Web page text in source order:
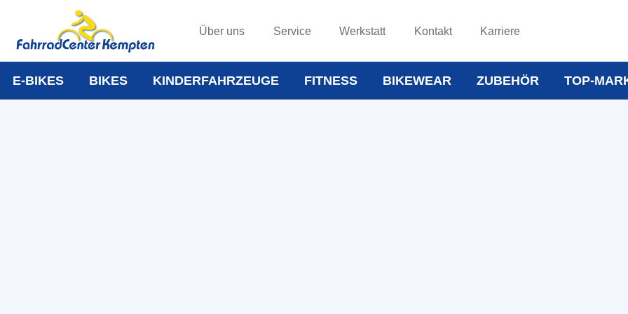
Über uns Service Werkstatt Kontakt Karriere
E-BIKES BIKES KINDERFAHRZEUGE FITNESS BIKEWEAR ZUBEHÖR TOP-